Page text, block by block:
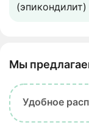
(эпикондилит)
Мы
Удобное